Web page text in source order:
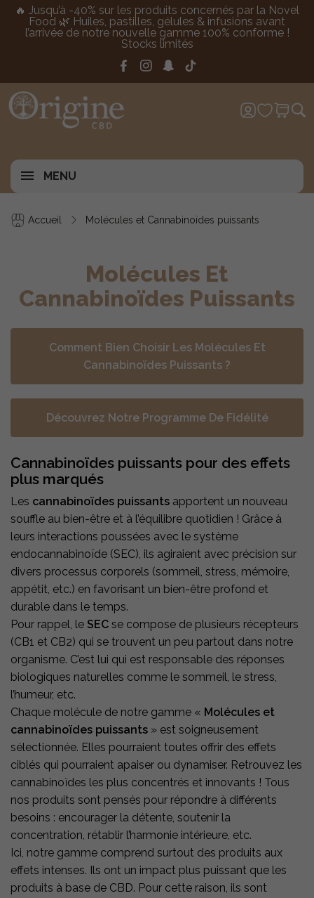
🔥 Jusqu’à -40% sur les produits concernés par la Novel
Food 🌿 Huiles, pastilles, gélules & infusions avant
l’arrivée de notre nouvelle gamme 100% conforme !
Stocks limités
MENU
Accueil Molécules et Cannabinoïdes puissants
Molécules Et
Cannabinoïdes Puissants
Comment Bien Choisir Les Molécules Et
Cannabinoïdes Puissants ?
Découvrez Notre Programme De Fidélité
Cannabinoïdes puissants pour des effets
plus marqués
Les cannabinoïdes puissants apportent un nouveau
souffle au bien-être et à l’équilibre quotidien ! Grâce à
leurs interactions poussées avec le système
endocannabinoïde (SEC), ils agiraient avec précision sur
divers processus corporels (sommeil, stress, mémoire,
appétit, etc.) en favorisant un bien-être profond et
durable dans le temps.
Pour rappel, le SEC se compose de plusieurs récepteurs
(CB1 et CB2) qui se trouvent un peu partout dans notre
organisme. C’est lui qui est responsable des réponses
biologiques naturelles comme le sommeil, le stress,
l’humeur, etc.
Chaque molécule de notre gamme « Molécules et
cannabinoïdes puissants » est soigneusement
sélectionnée. Elles pourraient toutes offrir des effets
ciblés qui pourraient apaiser ou dynamiser. Retrouvez les
cannabinoïdes les plus concentrés et innovants ! Tous
nos produits sont pensés pour répondre à différents
besoins : encourager la détente, soutenir la
concentration, rétablir l’harmonie intérieure, etc.
Ici, notre gamme comprend surtout des produits aux
effets intenses. Ils ont un impact plus puissant que les
produits à base de CBD. Pour cette raison, ils sont